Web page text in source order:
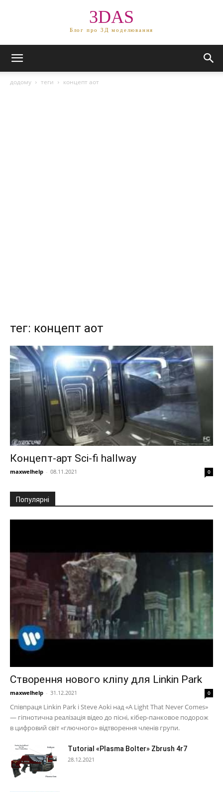
3DAS
Блог про 3Д моделювання
додому теги концепт аот
тег: концепт аот
Концепт-арт Sci-fi hallway
maxwelhelp - 08.11.2021 0
Популярні
Створення нового кліпу для Linkin Park
maxwelhelp - 31.12.2021 0
Співпраця Linkin Park і Steve Aoki над «A Light That Never Comes»
— гіпнотична реалізація відео до пісні, кібер-панковое подорож
в цифровий світ «глючного» відтворення членів групи.
Tutorial «Plasma Bolter» Zbrush 4r7
28.12.2021